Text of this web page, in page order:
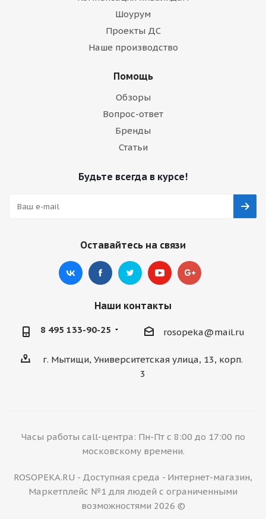
Шоурум
Проекты ДС
Наше производство
Помощь
Обзоры
Вопрос-ответ
Бренды
Статьи
Будьте всегда в курсе!
Оставайтесь на связи
Наши контакты
8 495 133-90-25 rosopeka@mail.ru
г. Мытищи, Университетская улица, 13, корп.
3
Часы работы call-центра: Пн-Пт с 8:00 до 17:00 по
московскому времени.
ROSOPEKA.RU - Доступная среда - Интернет-магазин,
Маркетплейс №1 для людей с ограниченными
возможностями 2026 ©